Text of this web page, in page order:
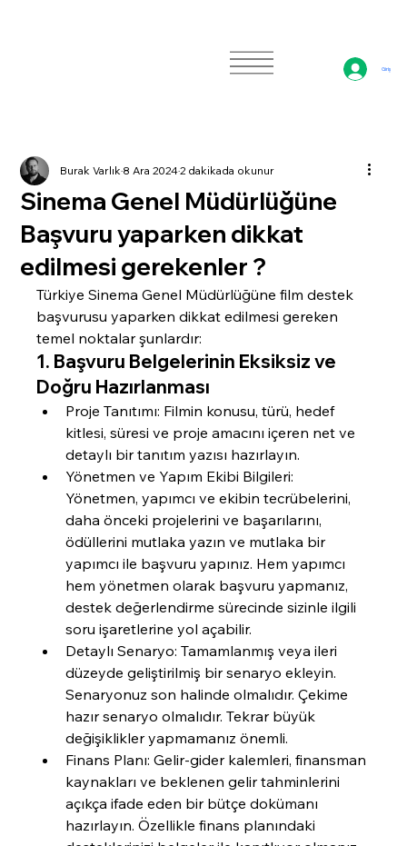
Giriş
Sinema Genel Müdürlüğüne
Başvuru yaparken dikkat
edilmesi gerekenler ?
Burak Varlık8 Ara 20242 dakikada okunur
Türkiye Sinema Genel Müdürlüğüne film destek
başvurusu yaparken dikkat edilmesi gereken
temel noktalar şunlardır:
1. Başvuru Belgelerinin Eksiksiz ve
Doğru Hazırlanması
Proje Tanıtımı: Filmin konusu, türü, hedef
kitlesi, süresi ve proje amacını içeren net ve
detaylı bir tanıtım yazısı hazırlayın.
Yönetmen ve Yapım Ekibi Bilgileri:
Yönetmen, yapımcı ve ekibin tecrübelerini,
daha önceki projelerini ve başarılarını,
ödüllerini mutlaka yazın ve mutlaka bir
yapımcı ile başvuru yapınız. Hem yapımcı
hem yönetmen olarak başvuru yapmanız,
destek değerlendirme sürecinde sizinle ilgili
soru işaretlerine yol açabilir.
Detaylı Senaryo: Tamamlanmış veya ileri
düzeyde geliştirilmiş bir senaryo ekleyin.
Senaryonuz son halinde olmalıdır. Çekime
hazır senaryo olmalıdır. Tekrar büyük
değişiklikler yapmamanız önemli.
Finans Planı: Gelir-gider kalemleri, finansman
kaynakları ve beklenen gelir tahminlerini
açıkça ifade eden bir bütçe dokümanı
hazırlayın. Özellikle finans planındaki